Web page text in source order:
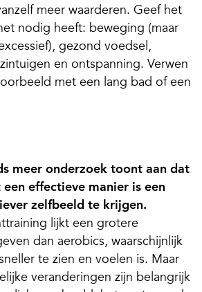
meer waarderen. Geef het
nodig heeft: beweging (maar
gezond voedsel,
en ontspanning. Verwen
met een lang bad of een
meer onderzoek toont aan dat
effectieve manier is een
zelfbeeld te krijgen.
lijkt een grotere
dan aerobics, waarschijnlijk
te zien en voelen is. Maar
veranderingen zijn belangrijk